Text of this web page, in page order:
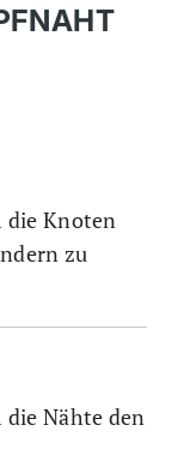
die Knoten
zu
die Nähte den